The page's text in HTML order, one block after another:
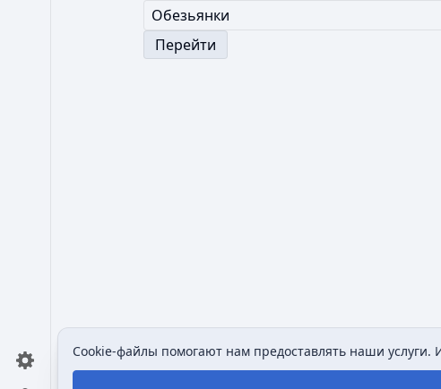
Cookie-файлы помогают нам предоставлять наши